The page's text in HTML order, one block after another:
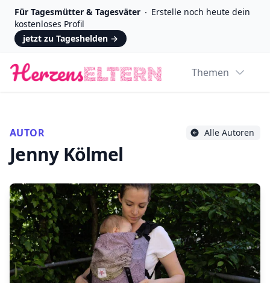
Für Tagesmütter & Tagesväter
Erstelle noch heute dein
kostenloses Profil
jetzt zu Tageshelden →
Logo Themen
AUTOR Alle Autoren
Jenny Kölmel